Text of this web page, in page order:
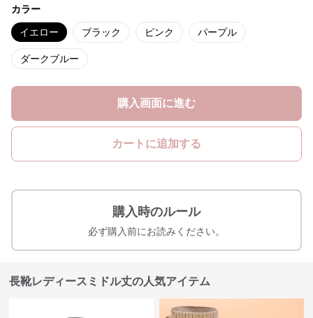
カラー
イエロー ブラック ピンク パープル
ダークブルー
購入画面に進む
カートに追加する
購入時のルール
必ず購入前にお読みください。
長靴レディースミドル丈の人気アイテム